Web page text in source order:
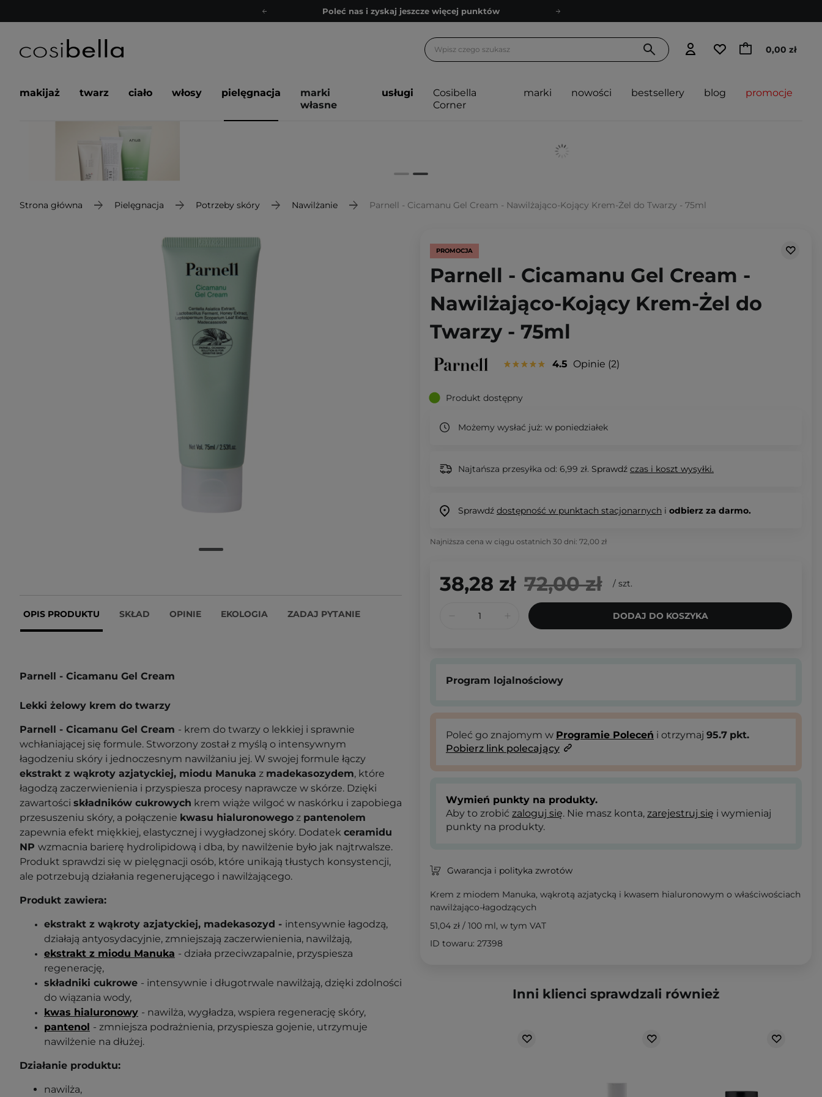
Poleć nas i zyskaj jeszcze więcej punktów
Bezpłatne konsultacje kosmetologiczne
Poleć nas i zyskaj jeszcze więcej punktów
0,00 zł
makijaż twarz ciało włosy pielęgnacja
marki
własne
usługi
Cosibella
Corner
marki nowości bestsellery blog promocje
Strona główna Pielęgnacja Potrzeby skóry Nawilżanie Parnell - Cicamanu Gel Cream - Nawilżająco-Kojący Krem-Żel do Twarzy - 75ml
OPIS PRODUKTU SKŁAD OPINIE EKOLOGIA ZADAJ PYTANIE
Parnell - Cicamanu Gel Cream
Lekki żelowy krem do twarzy
Parnell - Cicamanu Gel Cream - krem do twarzy o lekkiej i sprawnie
wchłaniającej się formule. Stworzony został z myślą o intensywnym
łagodzeniu skóry i jednoczesnym nawilżaniu jej. W swojej formule łączy
ekstrakt z wąkroty azjatyckiej, miodu Manuka z madekasozydem, które
łagodzą zaczerwienienia i przyspiesza procesy naprawcze w skórze. Dzięki
zawartości składników cukrowych krem wiąże wilgoć w naskórku i zapobiega
przesuszeniu skóry, a połączenie kwasu hialuronowego z pantenolem
zapewnia efekt miękkiej, elastycznej i wygładzonej skóry. Dodatek ceramidu
NP wzmacnia barierę hydrolipidową i dba, by nawilżenie było jak najtrwalsze.
Produkt sprawdzi się w pielęgnacji osób, które unikają tłustych konsystencji,
ale potrzebują działania regenerującego i nawilżającego.
Produkt zawiera:
ekstrakt z wąkroty azjatyckiej, madekasozyd - intensywnie łagodzą,
działają antyosydacyjnie, zmniejszają zaczerwienienia, nawilżają,
ekstrakt z miodu Manuka - działa przeciwzapalnie, przyspiesza
regenerację,
składniki cukrowe - intensywnie i długotrwale nawilżają, dzięki zdolności
do wiązania wody,
kwas hialuronowy - nawilża, wygładza, wspiera regenerację skóry,
pantenol - zmniejsza podrażnienia, przyspiesza gojenie, utrzymuje
nawilżenie na dłużej.
Działanie produktu:
nawilża,
PROMOCJA
Parnell - Cicamanu Gel Cream -
Nawilżająco-Kojący Krem-Żel do
Twarzy - 75ml
4.5 Opinie 2
Produkt dostępny
Możemy wysłać już: w poniedziałek
Najtańsza przesyłka od: 6,99 zł. Sprawdź czas i koszt wysyłki.
Sprawdź dostępność w punktach stacjonarnych i odbierz za darmo.
Najniższa cena w ciągu ostatnich 30 dni: 72,00 zł
38,28 zł 72,00 zł / szt.
DODAJ DO KOSZYKA
Program lojalnościowy
Poleć go znajomym w Programie Poleceń i otrzymaj 95.7 pkt.
Pobierz link polecający
Wymień punkty na produkty.
Aby to zrobić zaloguj się. Nie masz konta, zarejestruj się i wymieniaj
punkty na produkty.
Gwarancja i polityka zwrotów
Krem z miodem Manuka, wąkrotą azjatycką i kwasem hialuronowym o właściwościach
nawilżająco-łagodzących
51,04 zł / 100 ml, w tym VAT
ID towaru: 27398
Inni klienci sprawdzali również